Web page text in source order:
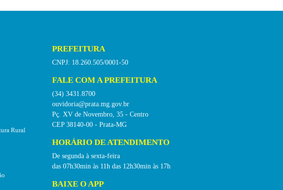
Rural
PREFEITURA
CNPJ: 18.260.505/0001-50
FALE COM A PREFEITURA
(34) 3431.8700
ouvidoria@prata.mg.gov.br
Pç. XV de Novembro, 35 - Centro
CEP 38140-00 - Prata-MG
HORÁRIO DE ATENDIMENTO
De segunda à sexta-feira
das 07h30min às 11h das 12h30min às 17h
BAIXE O APP